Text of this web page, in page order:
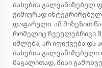
ძახების გალვანიზებულ
ქიმიურად
დაფარული. ამ მიზეზით
რომელიც ჩვეულებრივი
იშლება, არ იფიქვება და
ძახების
მაგალითად, მისი